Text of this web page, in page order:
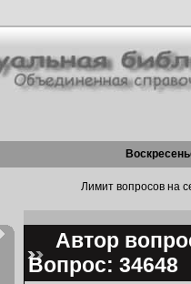
Лимит вопросов на
Автор
Вопрос: 34648